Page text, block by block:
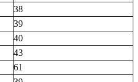
38
39
40
43
61